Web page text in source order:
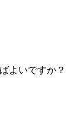
よいですか？